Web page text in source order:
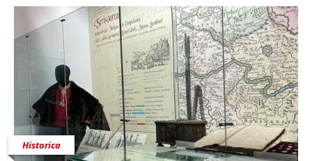
Historica